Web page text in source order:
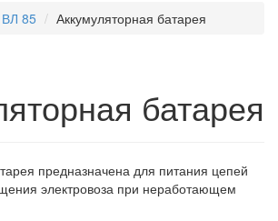
ВЛ 85 Аккумуляторная батарея
батарея
предназначена для питания цепей
электровоза при неработающем